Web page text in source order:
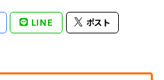
LINE ポスト